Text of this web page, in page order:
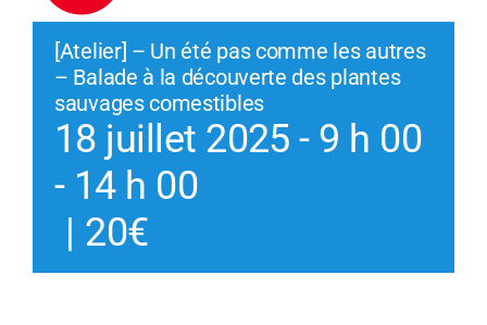
[Atelier] – Un été pas comme les autres
– Balade à la découverte des plantes
sauvages comestibles
18 juillet 2025 - 9 h 00
- 14 h 00
| 20€